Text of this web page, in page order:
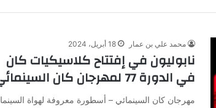
محمد علي بن عمار 18 أبريل، 2024
نابوليون في إفتتاح كلاسيكيات كان
في الدورة 77 لمهرجان كان السينمائي
مهرجان كان السينمائي – أسطورة معروفة لهواة السينما